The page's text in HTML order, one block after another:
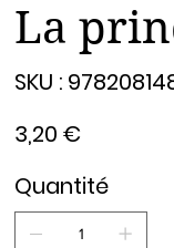
La
SKU : 9782081489844
3,20 €
Quantité